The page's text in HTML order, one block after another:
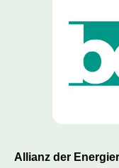
Allianz der